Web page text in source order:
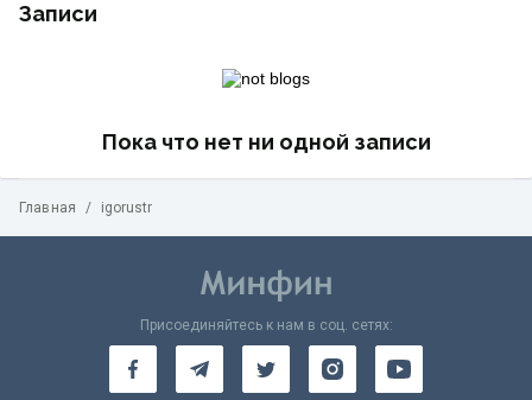
Записи
Пока что нет ни одной записи
Главная / igorustr
Присоединяйтесь к нам в соц. сетях: